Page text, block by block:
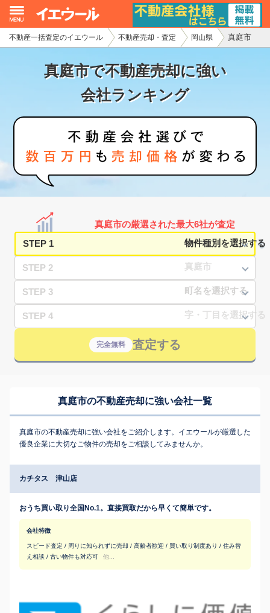
不動産一括査定のイエウール 不動産売却・査定 岡山県 真庭市
真庭市で不動産売却に強い
会社ランキング
真庭市の厳選された最大6社が査定
STEP 1
STEP 2
STEP 3
STEP 4
完全無料 査定する
真庭市の不動産売却に強い会社一覧
真庭市の不動産売却に強い会社をご紹介します。イエウールが厳選した
優良企業に大切なご物件の売却をご相談してみませんか。
カチタス 津山店
おうち買い取り全国No.1。直接買取だから早くて簡単です。
会社特徴
スピード査定 / 周りに知られずに売却 / 高齢者歓迎 / 買い取り制度あり / 住み替
え相談 / 古い物件も対応可
他...
イエウール加盟希望の不動産会社様
初めての方へ
不動産の売却・一括査定
家査定シミュレーター
お問い合わせ